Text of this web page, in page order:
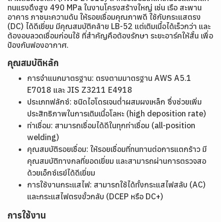
ทนแรงดึงสูง 490 MPa ในงานโครงสร้างใหญ่ เช่น เรือ สะพาน
อาคาร ภาชนะความดัน ให้รอยเชื่อมคุณภาพดี ใช้กับกระแสตรง
(DC) ได้ดีเยี่ยม มีคุณสมบัติคล้าย LB-52 แต่เติมเนื้อได้เร็วกว่า และ
ต้องอบลวดเชื่อมก่อนใช้ ที่สำคัญคือต้องรักษา ระยะอาร์คให้สั้น เพื่อ
ป้องกันฟองอากาศ.
คุณสมบัติหลัก
การจำแนกมาตรฐาน: ตรงตามมาตรฐาน AWS A5.1
E7018 และ JIS Z3211 E4918
ประเภทฟลักซ์: ชนิดไฮโดรเจนต่ำผสมผงเหล็ก ซึ่งช่วยเพิ่ม
ประสิทธิภาพในการเติมเนื้อโลหะ (high deposition rate)
ท่าเชื่อม: สามารถเชื่อมได้ดีในทุกท่าเชื่อม (all-position
welding)
คุณสมบัติรอยเชื่อม: ให้รอยเชื่อมที่ทนทานต่อการแตกร้าว มี
คุณสมบัติทางกลที่ยอดเยี่ยม และสามารถผ่านการตรวจสอ
ด้วยเอ็กซ์เรย์ได้ดีเยี่ยม
การใช้งานกระแสไฟ: สามารถใช้ได้ทั้งกระแสไฟสลับ (AC)
และกระแสไฟตรงขั้วกลับ (DCEP หรือ DC+)
การใช้งาน